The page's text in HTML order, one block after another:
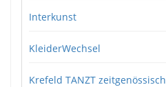
Interkunst
KleiderWechsel
Krefeld TANZT zeitgenössisch